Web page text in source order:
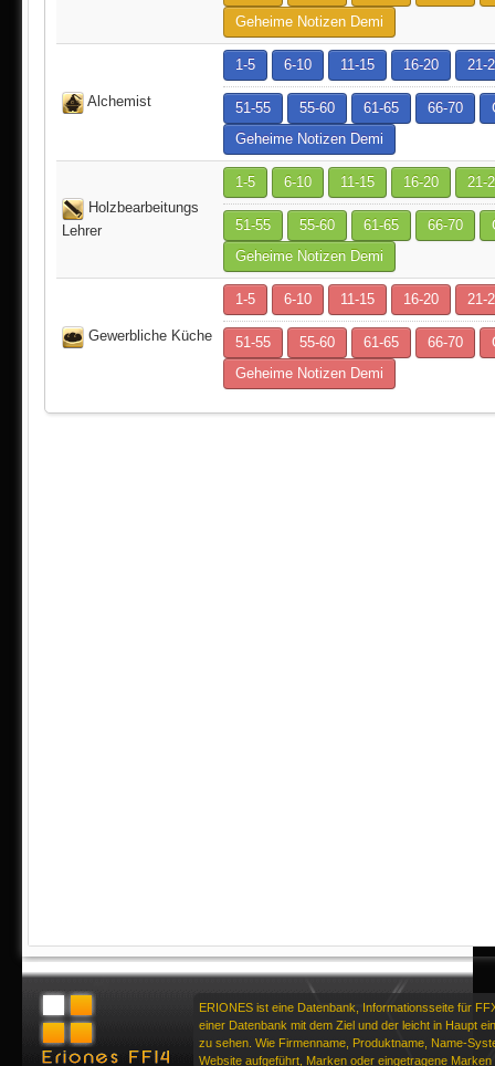
Geheime Notizen Demi
Alchemist
1-5 6-10 11-15 16-20 21-
51-55 55-60 61-65 66-70
Geheime Notizen Demi
Holzbearbeitungs
Lehrer
1-5 6-10 11-15 16-20 21-
51-55 55-60 61-65 66-70
Geheime Notizen Demi
Gewerbliche Küche
1-5 6-10 11-15 16-20 21-
51-55 55-60 61-65 66-70
Geheime Notizen Demi
ERIONES ist eine Datenbank, Informationsseite für
einer Datenbank mit dem Ziel und der leicht in Haupt
zu sehen. Wie Firmenname, Produktname, Name-
Website aufgeführt, Marken oder eingetragene Marken